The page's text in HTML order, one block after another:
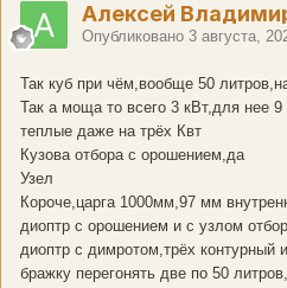
Алексей
Опубликовано 3 августа,
Так куб при чём,вообще 50
Так а моща то всего 3 кВт,для нее
теплые даже на трёх Квт
Кузова отбора с орошением,да
Узел
Короче,царга 1000мм,97 мм
диоптр с орошением и с узлом
диоптр с димротом,трёх
бражку перегонять две по 50